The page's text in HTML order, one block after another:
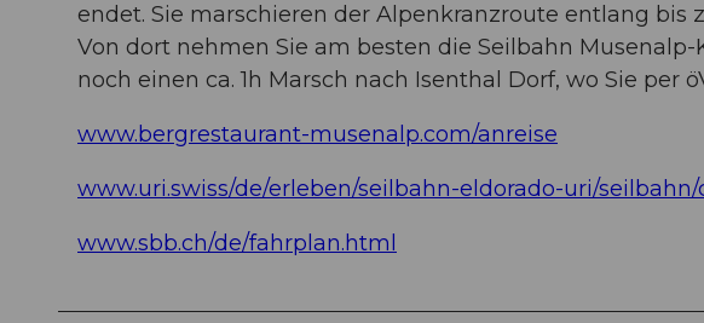
endet. Sie marschieren der Alpenkranzroute entlang bis
Von dort nehmen Sie am besten die Seilbahn
noch einen ca. 1h Marsch nach Isenthal Dorf, wo Sie per
www.bergrestaurant-musenalp.com/anreise
www.uri.swiss/de/erleben/seilbahn-eldorado-uri/
www.sbb.ch/de/fahrplan.html